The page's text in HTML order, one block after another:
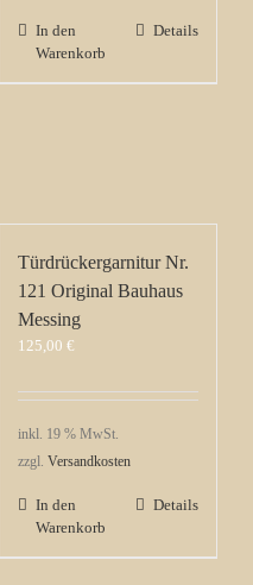
In den
Warenkorb
Details
Türdrückergarnitur Nr.
121 Original Bauhaus
Messing
125,00 €
inkl. 19 % MwSt.
zzgl. Versandkosten
In den
Warenkorb
Details